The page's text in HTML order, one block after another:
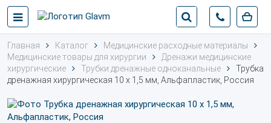
Главная Каталог
Медицинские расходные материалы
Медицинские товары для хирургии
Дренажи медицинские
хирургические
Трубки дренажные одноканальные
Трубка
дренажная хирургическая 10 х 1,5 мм, Альфапластик, Россия